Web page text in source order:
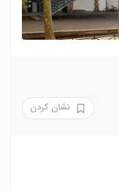
نشان کردن